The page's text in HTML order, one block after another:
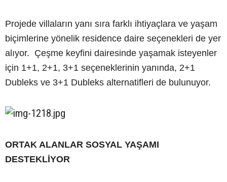
Projede villaların yanı sıra farklı ihtiyaçlara ve yaşam
biçimlerine yönelik residence daire seçenekleri de yer
alıyor. Çeşme keyfini dairesinde yaşamak isteyenler
için 1+1, 2+1, 3+1 seçeneklerinin yanında, 2+1
Dubleks ve 3+1 Dubleks alternatifleri de bulunuyor.
ORTAK ALANLAR SOSYAL YAŞAMI
DESTEKLİYOR